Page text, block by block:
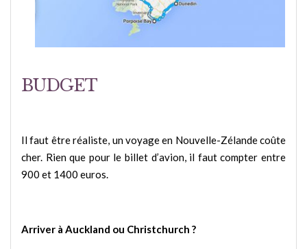
BUDGET
Il faut être réaliste, un voyage en Nouvelle-Zélande coûte
cher. Rien que pour le billet d’avion, il faut compter entre
900 et 1400 euros.
Arriver à Auckland ou Christchurch ?